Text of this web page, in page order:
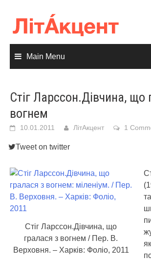
content
Main Menu
Стіг Ларссон.Дівчина, що
вогнем
10.01.2011 ЛітАкцент 1
Tweet on twitter
Стіг Ларссон.Дівчина, що
гралася з вогнем / Пер. В.
Верховня. – Харків: Фоліо, 2011